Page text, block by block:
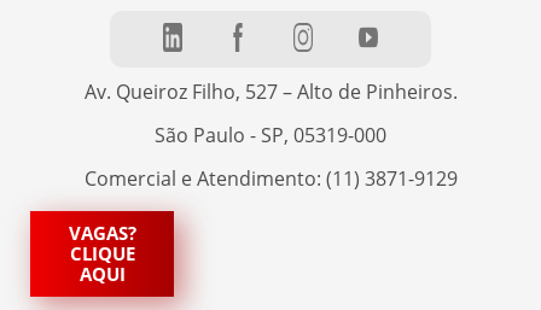
Av. Queiroz Filho, 527 – Alto de Pinheiros.
São Paulo - SP, 05319-000
Comercial e Atendimento: (11) 3871-9129
VAGAS?
CLIQUE
AQUI